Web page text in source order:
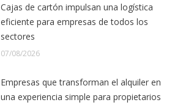
Cajas de cartón impulsan una logística
eficiente para empresas de todos los
sectores
07/08/2026
Empresas que transforman el alquiler en
una experiencia simple para propietarios